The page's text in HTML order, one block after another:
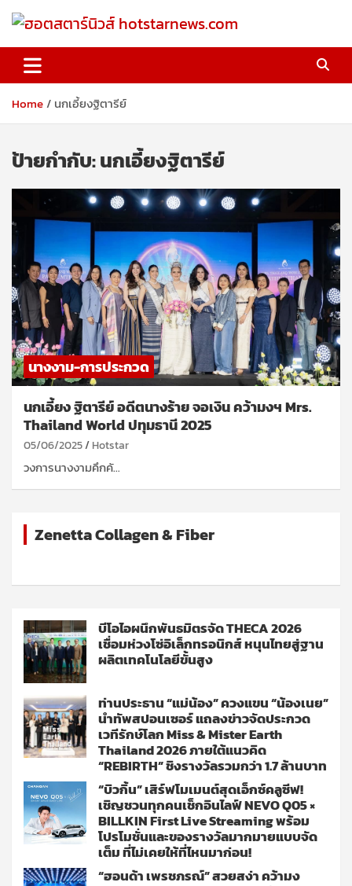
ฮอตสตาร์นิวส์ hotstarnews.com
Home นกเอี้ยงฐิตารีย์
ป้ายกำกับ:นกเอี้ยงฐิตารีย์
นางงาม-การประกวด
นกเอี้ยง ฐิตารีย์ อดีตนางร้าย จอเงิน คว้ามงฯ Mrs.
Thailand World ปทุมธานี 2025
05/06/2025 Hotstar
วงการนางงามคึกคั…
Zenetta Collagen & Fiber
บีโอไอผนึกพันธมิตรจัด THECA 2026
เชื่อมห่วงโซ่อิเล็กทรอนิกส์ หนุนไทยสู่ฐาน
ผลิตเทคโนโลยีขั้นสูง
ท่านประธาน “แม่น้อง” ควงแขน “น้องเนย”
นำทัพสปอนเซอร์ แถลงข่าวจัดประกวด
เวทีรักษ์โลก Miss & Mister Earth
Thailand 2026 ภายใต้แนวคิด
“REBIRTH” ชิงรางวัลรวมกว่า 1.7 ล้านบาท
“บิวกิ้น” เสิร์ฟโมเมนต์สุดเอ็กซ์คลูซีฟ!
เชิญชวนทุกคนเช็กอินไลฟ์ NEVO Q05 ×
BILLKIN First Live Streaming พร้อม
โปรโมชั่นและของรางวัลมากมายแบบจัด
เต็ม ที่ไม่เคยให้ที่ไหนมาก่อน!
“ฮอนด้า เพรชภรณ์” สวยสง่า คว้ามง